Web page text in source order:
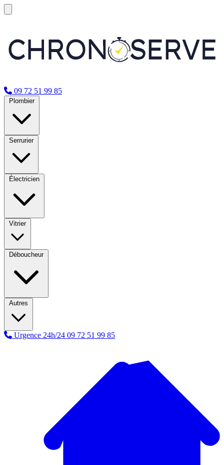
09 72 51 99 85
Plombier
Serrurier
Électricien
Vitrier
Déboucheur
Autres
Urgence 24h/24 09 72 51 99 85